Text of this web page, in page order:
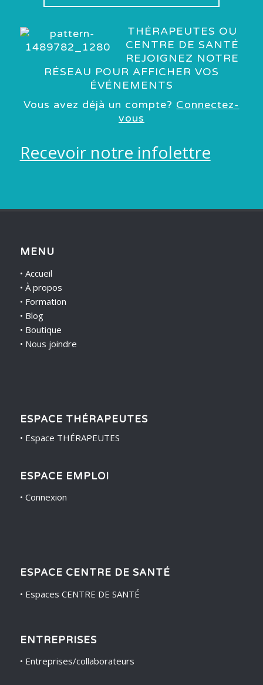
THÉRAPEUTES OU
CENTRE DE SANTÉ
REJOIGNEZ NOTRE
RÉSEAU POUR AFFICHER VOS
ÉVÉNEMENTS
Vous avez déjà un compte? Connectez-
vous
Recevoir notre infolettre
MENU
• Accueil
• À propos
• Formation
• Blog
• Boutique
• Nous joindre
ESPACE THÉRAPEUTES
• Espace THÉRAPEUTES
ESPACE EMPLOI
• Connexion
ESPACE CENTRE DE SANTÉ
• Espaces CENTRE DE SANTÉ
ENTREPRISES
• Entreprises/collaborateurs